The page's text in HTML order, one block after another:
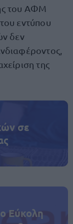
του ΑΦΜ
εντύπου
δεν
της
σε
Εύκολη